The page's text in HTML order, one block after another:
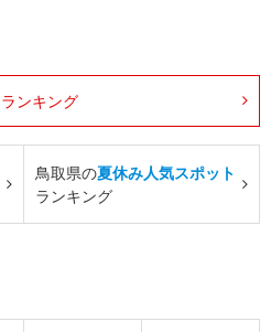
ランキング
鳥取県の夏休み人気スポット
ランキング